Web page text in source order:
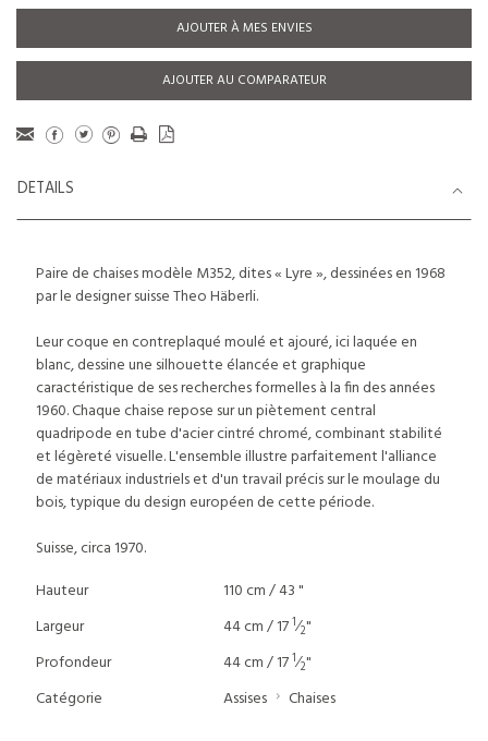
AJOUTER À MES ENVIES
AJOUTER AU COMPARATEUR
DETAILS
Paire de chaises modèle M352, dites « Lyre », dessinées en 1968
par le designer suisse Theo Häberli.
Leur coque en contreplaqué moulé et ajouré, ici laquée en
blanc, dessine une silhouette élancée et graphique
caractéristique de ses recherches formelles à la fin des années
1960. Chaque chaise repose sur un piètement central
quadripode en tube d'acier cintré chromé, combinant stabilité
et légèreté visuelle. L'ensemble illustre parfaitement l'alliance
de matériaux industriels et d'un travail précis sur le moulage du
bois, typique du design européen de cette période.
Suisse, circa 1970.
Hauteur
110 cm / 43 "
Largeur
44 cm / 171⁄2"
Profondeur
44 cm / 171⁄2"
Catégorie
Assises Chaises